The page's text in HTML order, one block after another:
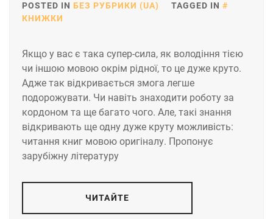
POSTED IN БЕЗ РУБРИКИ (UA)
TAGGED IN
КНИЖКИ
Якщо у вас є така супер-сила, як володіння тією
чи іншою мовою окрім рідної, то це дуже круто.
Адже так відкривається змога легше
подорожувати. Чи навіть знаходити роботу за
кордоном та ще багато чого. Але, такі знання
відкривають ще одну дуже круту можливість:
читання книг мовою оригіналу. Пропонує
зарубіжну літературу
ЧИТАЙТЕ